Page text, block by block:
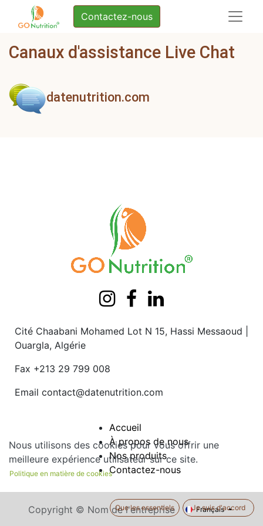
Contactez-nous
Canaux d'assistance Live Chat
datenutrition.com
Cité Chaabani Mohamed Lot N 15, Hassi Messaoud |
Ouargla, Algérie
Fax +213 29 799 008
Email contact@datenutrition.com
Accueil
À propos de nous
Nos produits
Contactez-nous
Copyright © Nom de l'entreprise Français
Nous utilisons des cookies pour vous offrir une
meilleure expérience utilisateur sur ce site.
Politique en matière de cookies
Que les essentiels Je suis d'accord